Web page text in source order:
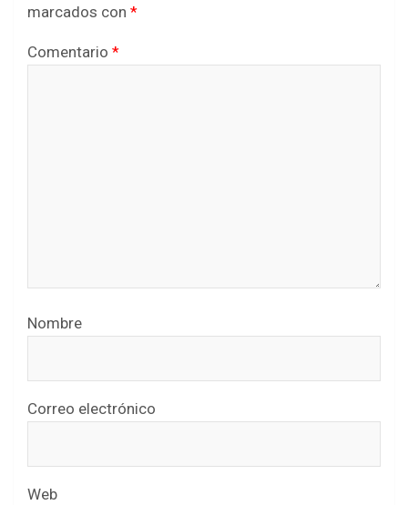
marcados con *
Comentario *
Nombre
Correo electrónico
Web